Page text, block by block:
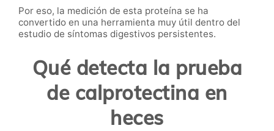
Por eso, la medición de esta proteína se ha
convertido en una herramienta muy útil dentro del
estudio de síntomas digestivos persistentes.
Qué detecta la prueba
de calprotectina en
heces